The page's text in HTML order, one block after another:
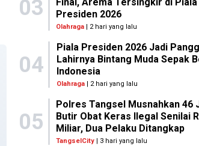
03
Final, Arema Tersingkir di Piala
Presiden 2026
Olahraga | 2 hari yang lalu
04
Piala Presiden 2026 Jadi
Lahirnya Bintang Muda Sepak
Indonesia
Olahraga| 2 hari yang lalu
05
Polres Tangsel Musnahkan 46
Butir Obat Keras Ilegal Senilai
Miliar, Dua Pelaku Ditangkap
TangselCity | 3 hari yang lalu